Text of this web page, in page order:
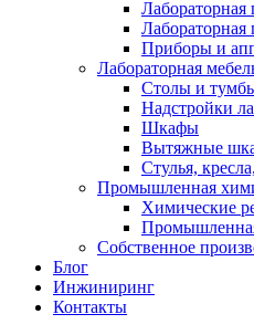
Лабораторная
Лабораторная
Приборы и
Лабораторная
Столы и
Надстройки
Шкафы
Вытяжные
Стулья,
Промышленная
Химические
Собственное
Блог
Инжиниринг
Контакты